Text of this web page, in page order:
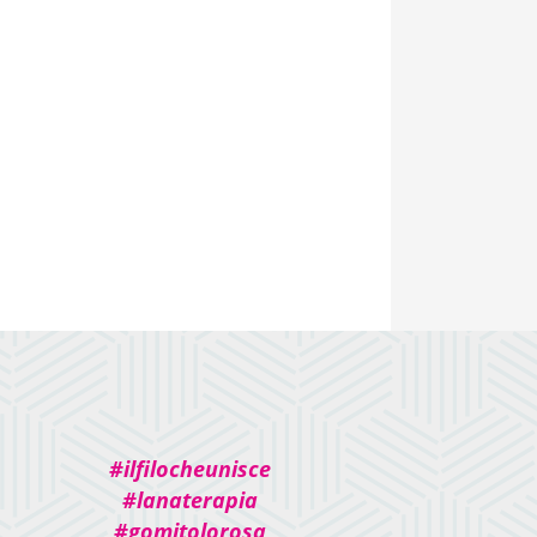
#ilfilocheunisce
#lanaterapia
#gomitolorosa